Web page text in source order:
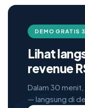
DEMO GRATIS
Lihat
revenue
Dalam 30 menit,
— langsung di